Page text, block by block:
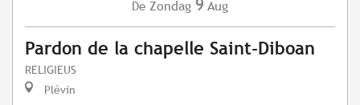
De Zondag 9 Aug
Pardon de la chapelle Saint-Diboan
RELIGIEUS
Plévin